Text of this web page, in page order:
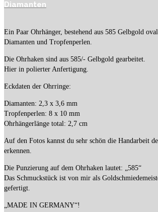
Diamanten
Ein Paar Ohrhänger, bestehend aus 585 Gelbgold
Diamanten und Tropfenperlen.
Die Ohrhaken sind aus 585/- Gelbgold gearbeitet.
Hier in polierter Anfertigung.
Eckdaten der Ohrringe:
Diamanten: 2,3 x 3,6 mm
Tropfenperlen: 8 x 10 mm
Ohrhängerlänge total: 2,7 cm
Auf den Fotos kannst du sehr schön die Handarbeit
erkennen.
Die Punzierung auf dem Ohrhaken lautet: „585“
Das Schmuckstück ist von mir als
gefertigt.
„MADE IN GERMANY“!